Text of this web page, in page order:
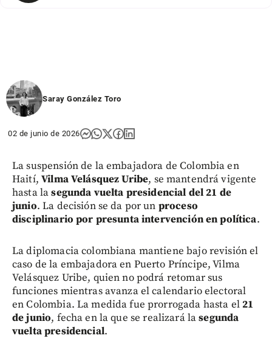
Saray González Toro
02 de junio de 2026
La suspensión de la embajadora de Colombia en
Haití,Vilma Velásquez Uribe, se mantendrá vigente
hasta lasegunda vuelta presidencial del 21 de
junio. La decisión se da por un proceso
disciplinario por presunta intervención en política.
La diplomacia colombiana mantiene bajo revisión el
caso de la embajadora en Puerto Príncipe, Vilma
Velásquez Uribe, quien no podrá retomar sus
funciones mientras avanza el calendario electoral
en Colombia. La medida fue prorrogada hasta el21
de junio, fecha en la que se realizará lasegunda
vuelta presidencial.